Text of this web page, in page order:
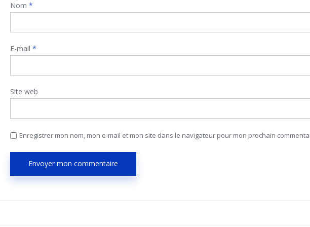
Nom *
E-mail *
Site web
Enregistrer mon nom, mon e-mail et mon site dans le navigateur pour mon prochain